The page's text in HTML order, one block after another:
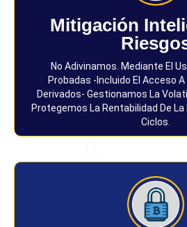
Mitigación
No Adivinamos. Mediante El
Probadas -incluido El Acceso
Derivados- Gestionamos La
Protegemos La Rentabilidad De
Ciclos.